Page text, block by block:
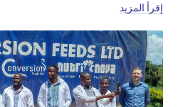
إقرأ المزيد